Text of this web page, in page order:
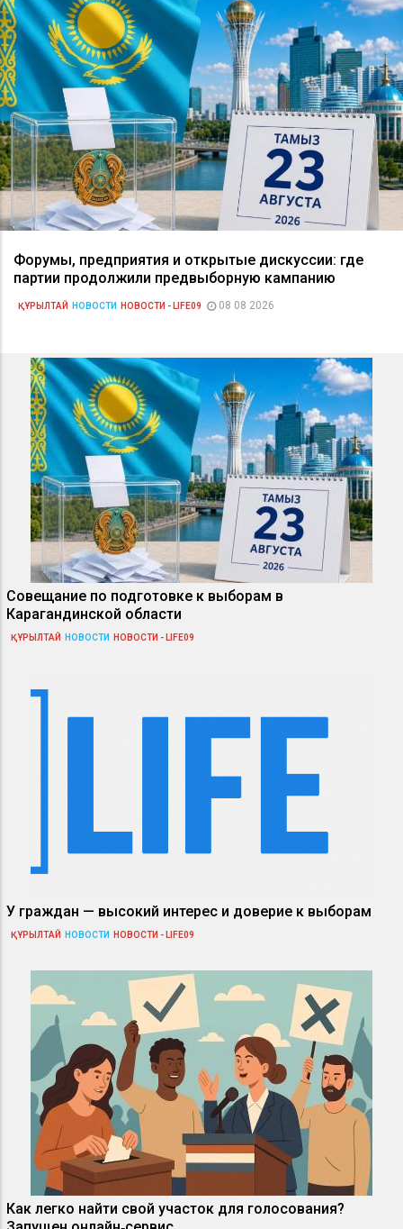
Форумы, предприятия и открытые дискуссии: где
партии продолжили предвыборную кампанию
ҚҰРЫЛТАЙ НОВОСТИ НОВОСТИ - LIFE09 08 08 2026
Совещание по подготовке к выборам в
Карагандинской области
ҚҰРЫЛТАЙ НОВОСТИ НОВОСТИ - LIFE09
У граждан — высокий интерес и доверие к выборам
ҚҰРЫЛТАЙ НОВОСТИ НОВОСТИ - LIFE09
Как легко найти свой участок для голосования?